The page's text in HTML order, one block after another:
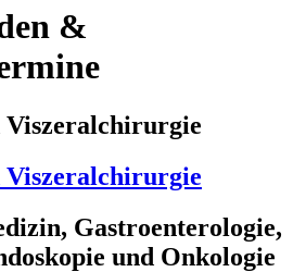
&
Viszeralchirurgie
Viszeralchirurgie
Gastroenterologie,
und Onkologie